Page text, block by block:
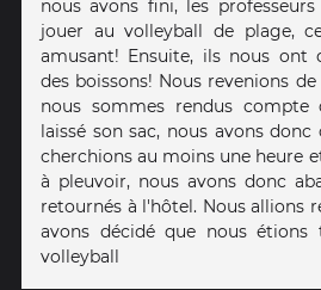
nous avons fini, les
jouer au volleyball de plage,
amusant! Ensuite, ils nous ont
des boissons! Nous revenions
nous sommes rendus compte
laissé son sac, nous avons
cherchions au moins une heure
à pleuvoir, nous avons donc
retournés à l'hôtel. Nous allions
avons décidé que nous
volleyball